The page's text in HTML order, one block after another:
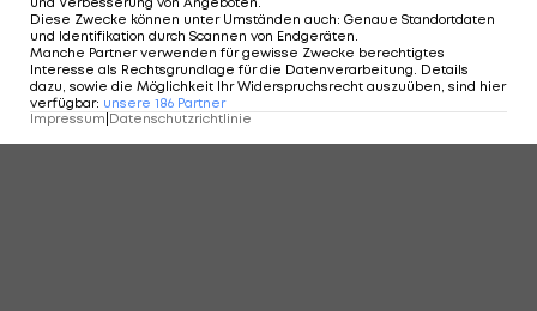
Diese Zwecke können unter Umständen auch: Genaue Standortdaten
und Identifikation durch Scannen von Endgeräten.
Manche Partner verwenden für gewisse Zwecke berechtigtes
Interesse als Rechtsgrundlage für die Datenverarbeitung. Details
dazu, sowie die Möglichkeit Ihr Widerspruchsrecht auszuüben, sind hier
verfügbar: unsere 186 Partner
Impressum Datenschutzrichtlinie